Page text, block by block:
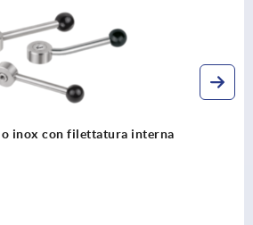
inox con filettatura interna